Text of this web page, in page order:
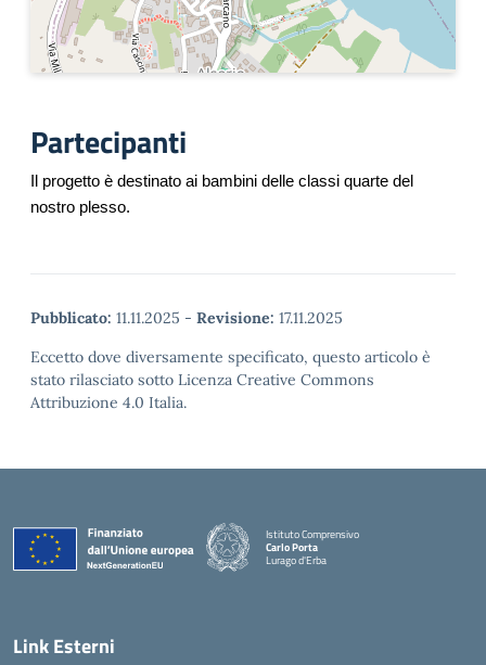
Partecipanti
Il progetto è destinato ai bambini delle classi quarte del
nostro plesso.
Pubblicato: 11.11.2025 - Revisione: 17.11.2025
Eccetto dove diversamente specificato, questo articolo è
stato rilasciato sotto Licenza Creative Commons
Attribuzione 4.0 Italia.
Istituto Comprensivo
Carlo Porta
Lurago d'Erba
— Visita la pagina iniziale della scuola
Link Esterni